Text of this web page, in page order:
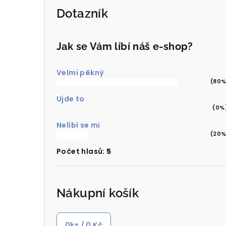
Dotazník
Jak se Vám líbí náš e-shop?
Velmi pěkný
Ujde to
Nelíbí se mi
Počet hlasů: 5
Nákupní košík